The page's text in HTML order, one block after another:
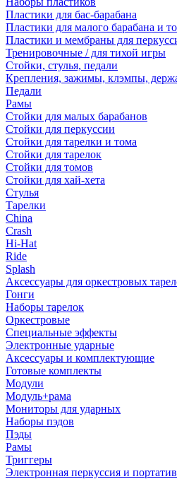
Пластики для бас-барабана
Пластики для малого барабана и
Пластики и мембраны для
Тренировочные / для тихой игры
Стойки, стулья, педали
Крепления, зажимы, клэмпы,
Педали
Рамы
Стойки для малых барабанов
Стойки для перкуссии
Стойки для тарелки и тома
Стойки для тарелок
Стойки для томов
Стойки для хай-хета
Стулья
Тарелки
China
Crash
Hi-Hat
Ride
Splash
Аксессуары для оркестровых
Гонги
Наборы тарелок
Оркестровые
Специальные эффекты
Электронные ударные
Аксессуары и комплектующие
Готовые комплекты
Модули
Модуль+рама
Мониторы для ударных
Наборы пэдов
Пэды
Рамы
Триггеры
Электронная перкуссия и